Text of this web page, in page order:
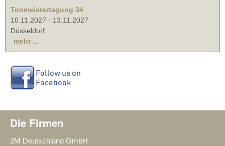
Tonmeistertagung 34
10.11.2027 - 13.11.2027
Düsseldorf
mehr ...
Die Firmen
2M Deutschland GmbH